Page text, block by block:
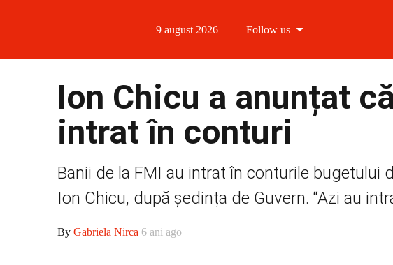
9 august 2026 Follow us
Follow us on Twitter
Follow us on Telegram
Ion Chicu a anunțat
intrat în conturi
Banii de la FMI au intrat în conturile bugetului
Ion Chicu, după ședința de Guvern. “Azi au
By Gabriela Nirca 6 ani ago